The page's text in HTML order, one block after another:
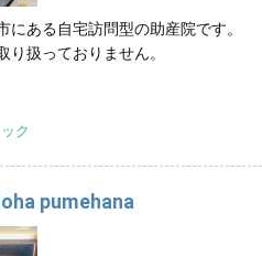
にある自宅訪問型の助産院です。
り扱っておりません。
ク
pumehana